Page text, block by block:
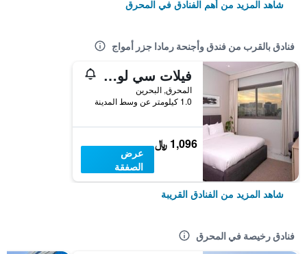
شاهد المزيد من أهم الفنادق في المحرق
فنادق بالقرب من فندق وأجنحة رمادا جزر أمواج
فيلات سي لوفت
المحرق, البحرين
1.0 كيلومتر عن وسط المدينة
1,096 ﷼
عرض
الصفقة
شاهد المزيد من الفنادق القريبة
فنادق رخيصة في المحرق